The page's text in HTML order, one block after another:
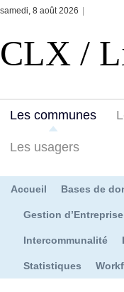
samedi, 8 août 2026
CLX /
Les communes
Les usagers
Accueil Bases de
Gestion d’Entreprise
Intercommunalité
Statistiques